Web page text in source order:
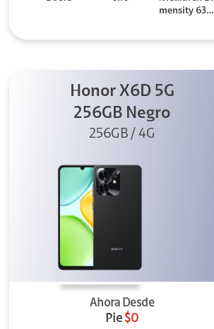
mensity 630
Honor X6D 5G
256GB Negro
256GB / 4G
Ahora Desde
Pie $0